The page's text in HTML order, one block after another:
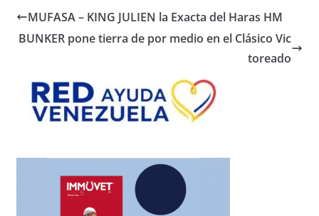
MUFASA – KING JULIEN la Exacta del Haras HM
BUNKER pone tierra de por medio en el Clásico Vic
toreado